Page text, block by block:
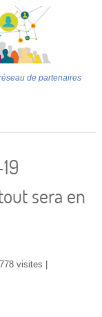
de partenaires
sera en
778 visites